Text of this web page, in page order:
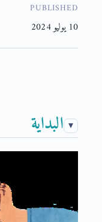
PUBLISHED
10 يوليو 2024
البداية